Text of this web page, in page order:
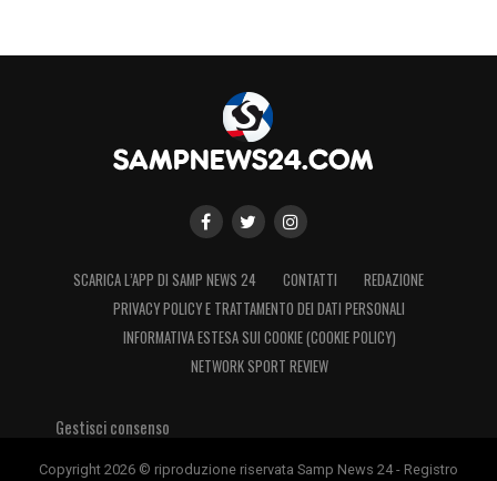
SCARICA L’APP DI SAMP NEWS 24 CONTATTI
REDAZIONE
PRIVACY POLICY E TRATTAMENTO DEI DATI PERSONALI
INFORMATIVA ESTESA SUI COOKIE (COOKIE POLICY)
NETWORK SPORT REVIEW
Gestisci consenso
Copyright 2026 © riproduzione riservata Samp News 24 - Registro